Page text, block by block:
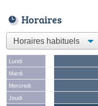
Horaires
Lundi
Mardi
Mercredi
Jeudi